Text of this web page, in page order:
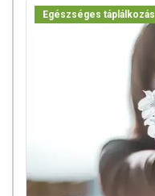
Egészséges táplálkozás